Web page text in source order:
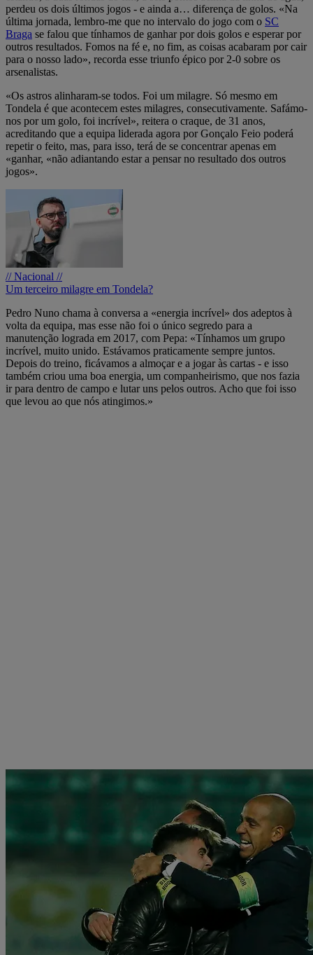
perdeu os dois últimos jogos - e ainda a… diferença de golos. «Na
última jornada, lembro-me que no intervalo do jogo com o SC
Braga se falou que tínhamos de ganhar por dois golos e esperar por
outros resultados. Fomos na fé e, no fim, as coisas acabaram por cair
para o nosso lado», recorda esse triunfo épico por 2-0 sobre os
arsenalistas.
«Os astros alinharam-se todos. Foi um milagre. Só mesmo em
Tondela é que acontecem estes milagres, consecutivamente. Safámo-
nos por um golo, foi incrível», reitera o craque, de 31 anos,
acreditando que a equipa liderada agora por Gonçalo Feio poderá
repetir o feito, mas, para isso, terá de se concentrar apenas em
«ganhar, «não adiantando estar a pensar no resultado dos outros
jogos».
// Nacional //
Um terceiro milagre em Tondela?
Pedro Nuno chama à conversa a «energia incrível» dos adeptos à
volta da equipa, mas esse não foi o único segredo para a
manutenção lograda em 2017, com Pepa: «Tínhamos um grupo
incrível, muito unido. Estávamos praticamente sempre juntos.
Depois do treino, ficávamos a almoçar e a jogar às cartas - e isso
também criou uma boa energia, um companheirismo, que nos fazia
ir para dentro de campo e lutar uns pelos outros. Acho que foi isso
que levou ao que nós atingimos.»